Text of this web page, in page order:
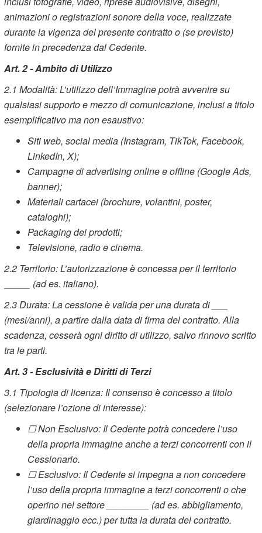
animazioni o registrazioni sonore della voce, realizzate
durante la vigenza del presente contratto o (se previsto)
fornite in precedenza dal Cedente.
Art. 2 - Ambito di Utilizzo
2.1 Modalità: L’utilizzo dell’Immagine potrà avvenire su
qualsiasi supporto e mezzo di comunicazione, inclusi a titolo
esemplificativo ma non esaustivo:
Siti web, social media (Instagram, TikTok, Facebook,
LinkedIn, X);
Campagne di advertising online e offline (Google Ads,
banner);
Materiali cartacei (brochure, volantini, poster,
cataloghi);
Packaging dei prodotti;
Televisione, radio e cinema.
2.2 Territorio: L’autorizzazione è concessa per il territorio
_____ (ad es. italiano).
2.3 Durata: La cessione è valida per una durata di ___
(mesi/anni), a partire dalla data di firma del contratto. Alla
scadenza, cesserà ogni diritto di utilizzo, salvo rinnovo scritto
tra le parti.
Art. 3 - Esclusività e Diritti di Terzi
3.1 Tipologia di licenza: Il consenso è concesso a titolo
(selezionare l’ozione di interesse):
☐ Non Esclusivo: Il Cedente potrà concedere l’uso
della propria immagine anche a terzi concorrenti con il
Cessionario.
☐ Esclusivo: Il Cedente si impegna a non concedere
l’uso della propria immagine a terzi concorrenti o che
operino nel settore ________ (ad es. abbigliamento,
giardinaggio ecc.) per tutta la durata del contratto.